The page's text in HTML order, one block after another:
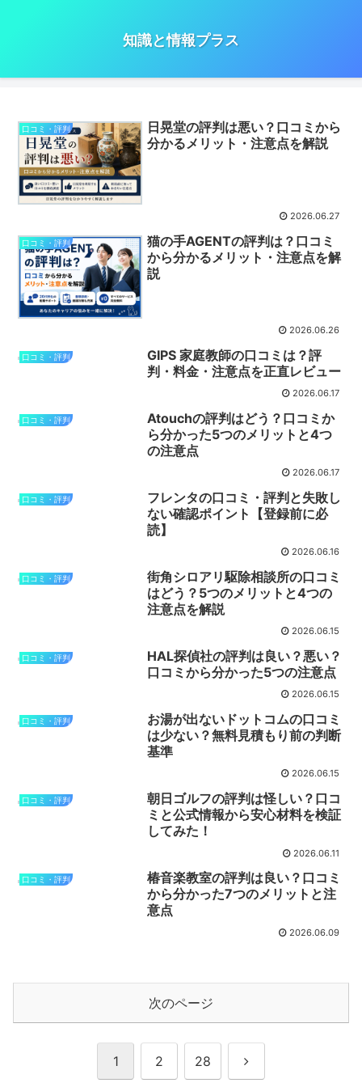
知識と情報プラス
口コミ・評判
日晃堂の評判は悪い？口コミから
分かるメリット・注意点を解説
2026.06.27
口コミ・評判
猫の手AGENTの評判は？口コミ
から分かるメリット・注意点を解
説
2026.06.26
口コミ・評判
GIPS 家庭教師の口コミは？評
判・料金・注意点を正直レビュー
2026.06.17
口コミ・評判
Atouchの評判はどう？口コミか
ら分かった5つのメリットと4つ
の注意点
2026.06.17
口コミ・評判
フレンタの口コミ・評判と失敗し
ない確認ポイント【登録前に必
読】
2026.06.16
口コミ・評判
街角シロアリ駆除相談所の口コミ
はどう？5つのメリットと4つの
注意点を解説
2026.06.15
口コミ・評判
HAL探偵社の評判は良い？悪い？
口コミから分かった5つの注意点
2026.06.15
口コミ・評判
お湯が出ないドットコムの口コミ
は少ない？無料見積もり前の判断
基準
2026.06.15
口コミ・評判
朝日ゴルフの評判は怪しい？口コ
ミと公式情報から安心材料を検証
してみた！
2026.06.11
口コミ・評判
椿音楽教室の評判は良い？口コミ
から分かった7つのメリットと注
意点
2026.06.09
次のページ
1 2 28 次